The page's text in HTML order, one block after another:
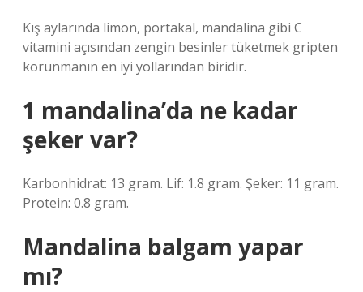
Kış aylarında limon, portakal, mandalina gibi C
vitamini açısından zengin besinler tüketmek gripten
korunmanın en iyi yollarından biridir.
1 mandalina’da ne kadar
şeker var?
Karbonhidrat: 13 gram. Lif: 1.8 gram. Şeker: 11 gram.
Protein: 0.8 gram.
Mandalina balgam yapar
mı?